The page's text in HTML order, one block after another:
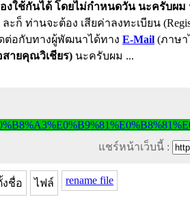
งใช้กันได้ โดยไม่กำหนดวัน นะครับผม
ะก็ ท่านจะต้อง เสียค่าลงทะเบียน
ต่อกับทางผู้พัฒนาได้ทาง E-Mail (ภาษา
สายคุณวิเชียร) นะครับผม ...
แชร์หน้าเว็บนี้ :
งชื่อ ไฟล์ rename file